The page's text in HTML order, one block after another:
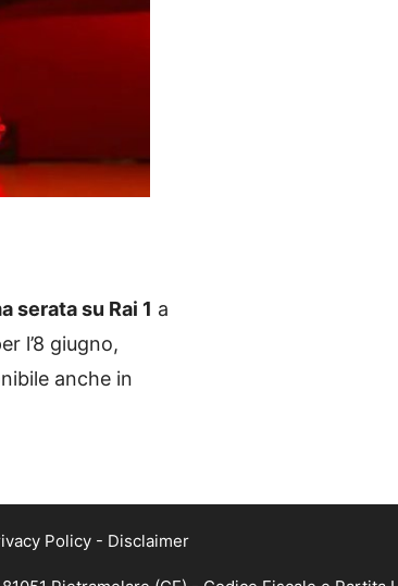
serata su Rai 1 a
l’8 giugno,
anche in
Policy - Disclaimer